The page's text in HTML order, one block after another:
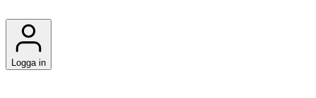
Logga in